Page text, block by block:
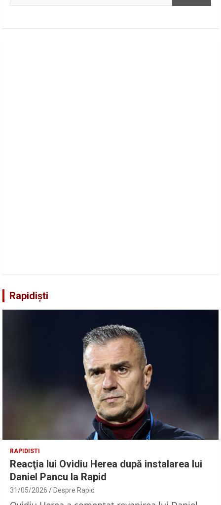
Rapidiști
RAPIDISTI
Reacţia lui Ovidiu Herea după instalarea lui
Daniel Pancu la Rapid
31/05/2026 Despre Rapid